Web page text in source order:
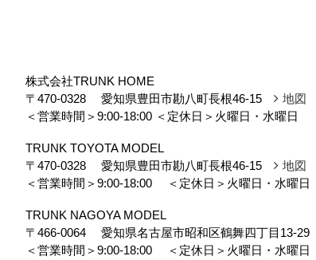
株式会社TRUNK HOME
〒470-0328
愛知県豊田市勘八町長根46-15 地図
＜営業時間＞9:00-18:00 ＜定休日＞火曜日・水曜日
TRUNK TOYOTA MODEL
〒470-0328
愛知県豊田市勘八町長根46-15 地図
＜営業時間＞9:00-18:00
＜定休日＞火曜日・水曜日
TRUNK NAGOYA MODEL
〒466-0064
愛知県名古屋市昭和区鶴舞四丁目13-29
＜営業時間＞9:00-18:00
＜定休日＞火曜日・水曜日